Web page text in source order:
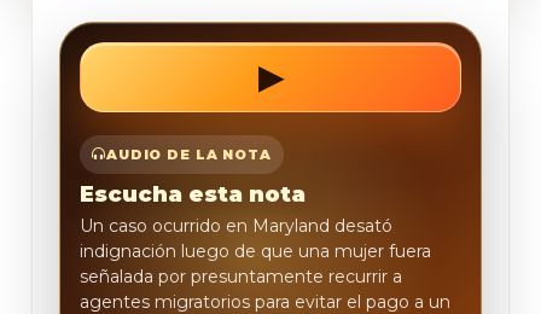
▶REPRODUCIR
AUDIO DE LA NOTA
Escucha esta nota
Un caso ocurrido en Maryland desató
indignación luego de que una mujer fuera
señalada por presuntamente recurrir a
agentes migratorios para evitar el pago a un